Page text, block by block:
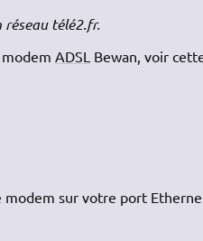
télé2.fr.
ADSL Bewan, voir
sur votre port